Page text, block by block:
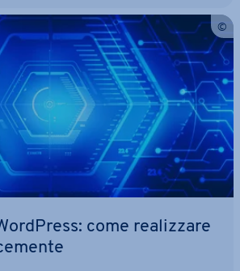
come rea­liz­za­re